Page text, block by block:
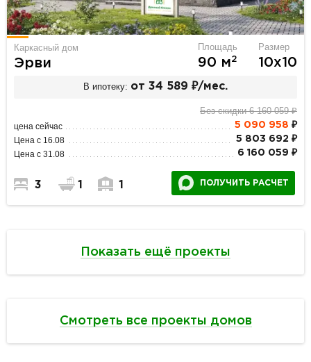
Каркасный дом
Эрви
Площадь
90 м2
Размер
10х10
В ипотеку: от 34 589 ₽/мес.
Без скидки 6 160 059 ₽
цена сейчас 5 090 958 ₽
Цена с 16.08 5 803 692 ₽
Цена с 31.08 6 160 059 ₽
3 1 1 ПОЛУЧИТЬ РАСЧЕТ
Показать ещё проекты
Смотреть все проекты домов